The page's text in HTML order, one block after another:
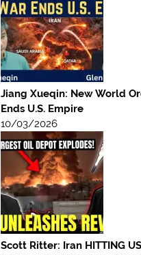
Jiang Xueqin: New World
Ends U.S. Empire
10/03/2026
Scott Ritter: Iran HITTING